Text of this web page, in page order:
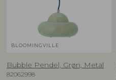
BLOOMINGVILLE
Bubble Pendel, Grøn, Metal
82062998